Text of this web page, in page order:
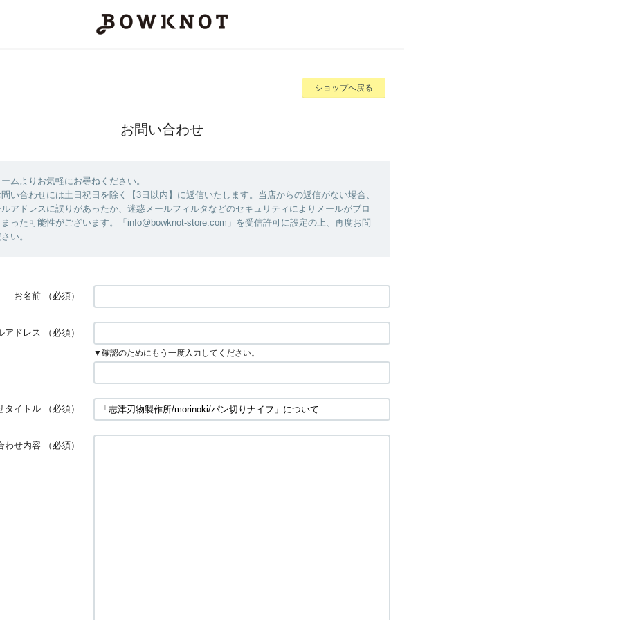
ショップへ戻る
お問い合わせ
ムよりお気軽にお尋ねください。
い合わせには土日祝日を除く【3日以内】に返信いたします。当店からの返信がない場合、
アドレスに誤りがあったか、迷惑メールフィルタなどのセキュリティによりメールがブロ
った可能性がございます。「info@bowknot-store.com」を受信許可に設定の上、再度お問
い。
お名前 （必須）
アドレス （必須）
▼確認のためにもう一度入力してください。
タイトル （必須）
わせ内容 （必須）